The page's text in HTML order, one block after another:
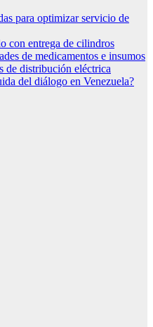
para optimizar servicio de
con entrega de cilindros
de medicamentos e insumos
de distribución eléctrica
del diálogo en Venezuela?